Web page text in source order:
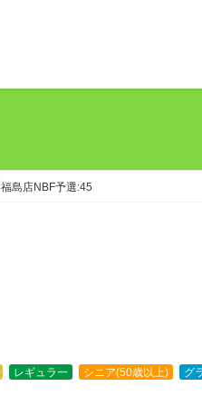
福島店NBF予選:45
レギュラー シニア(50歳以上) グ